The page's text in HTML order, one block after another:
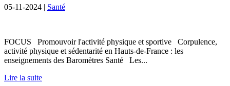
05-11-2024 | Santé
FOCUS Promouvoir l'activité physique et sportive Corpulence,
activité physique et sédentarité en Hauts-de-France : les
enseignements des Baromètres Santé Les...
Lire la suite